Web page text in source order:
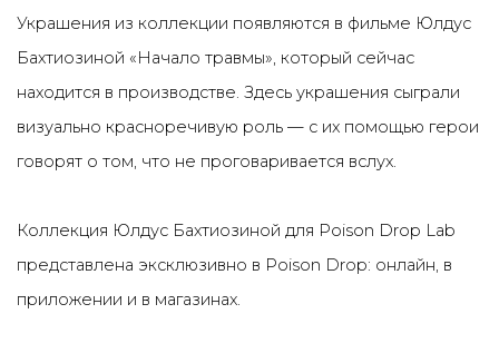
Украшения из коллекции появляются в фильме Юлдус
Бахтиозиной «Начало травмы», который сейчас
находится в производстве. Здесь украшения сыграли
визуально красноречивую роль — с их помощью герои
говорят о том, что не проговаривается вслух.
Коллекция Юлдус Бахтиозиной для Poison Drop Lab
представлена эксклюзивно в Poison Drop: онлайн, в
приложении и в магазинах.